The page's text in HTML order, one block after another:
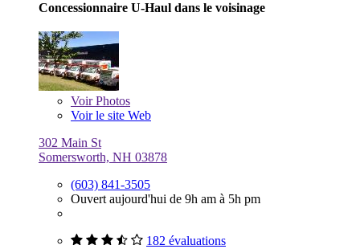
Concessionnaire U-Haul dans le voisinage
VoirPhotos
Voir le site Web
302 Main St
Somersworth, NH 03878
(603) 841-3505
Ouvert aujourd'hui de 9h am à 5h pm
182 évaluations